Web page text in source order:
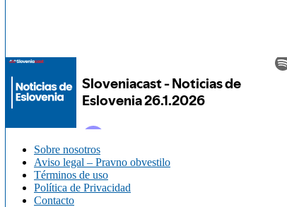
Sobre nosotros
Aviso legal – Pravno obvestilo
Términos de uso
Política de Privacidad
Contacto